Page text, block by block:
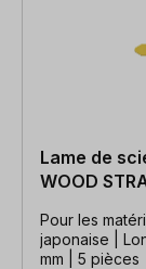
Lame de
WOOD
Pour les
japonaise |
mm | 5 pièces